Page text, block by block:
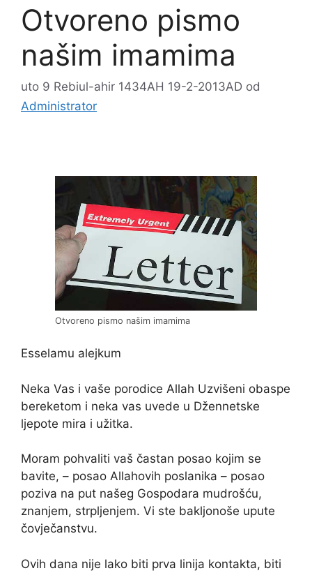
Otvoreno pismo
našim imamima
uto 9 Rebiul-ahir 1434AH 19-2-2013AD od
Administrator
Otvoreno pismo našim imamima
Esselamu alejkum
Neka Vas i vaše porodice Allah Uzvišeni obaspe
bereketom i neka vas uvede u Džennetske
ljepote mira i užitka.
Moram pohvaliti vaš častan posao kojim se
bavite, – posao Allahovih poslanika – posao
poziva na put našeg Gospodara mudrošću,
znanjem, strpljenjem. Vi ste bakljonoše upute
čovječanstvu.
Ovih dana nije lako biti prva linija kontakta, biti